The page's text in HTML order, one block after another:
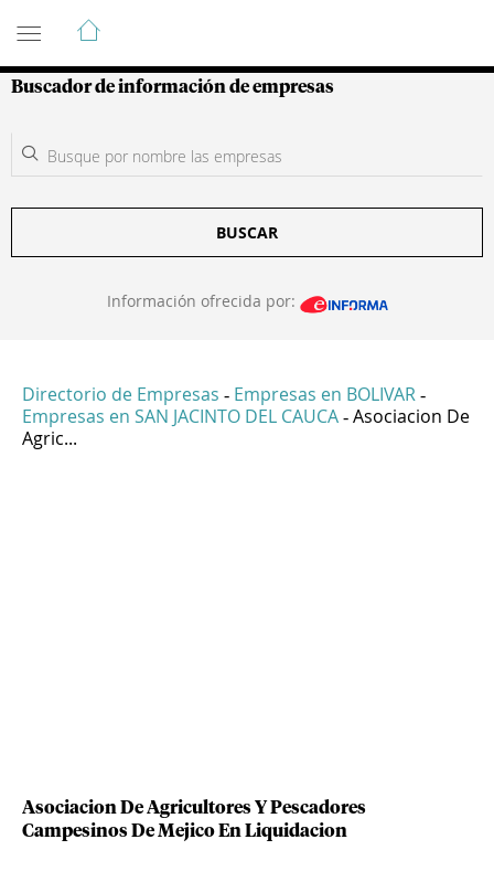
Guía de Empresas Colombianas
Buscador de información de empresas
BUSCAR
Información ofrecida por:
Directorio de Empresas - Empresas en BOLIVAR -
Empresas en SAN JACINTO DEL CAUCA - Asociacion De
Agric...
Asociacion De Agricultores Y Pescadores
Campesinos De Mejico En Liquidacion